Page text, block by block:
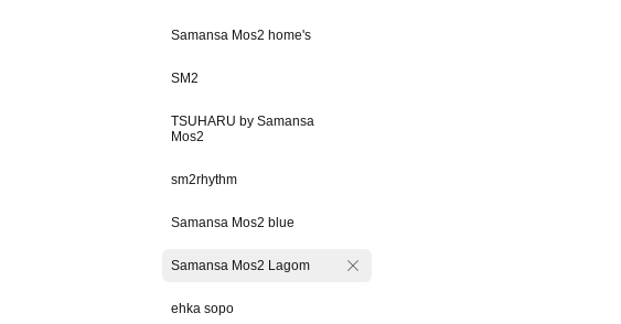
Samansa Mos2 home's
SM2
TSUHARU by Samansa
Mos2
sm2rhythm
Samansa Mos2 blue
Samansa Mos2 Lagom
ehka sopo